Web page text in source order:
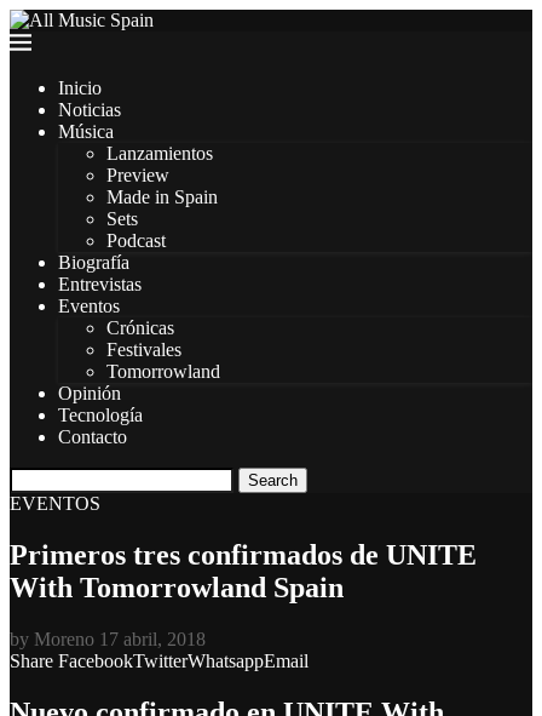
Inicio
Noticias
Música
Lanzamientos
Preview
Made in Spain
Sets
Podcast
Biografía
Entrevistas
Eventos
Crónicas
Festivales
Tomorrowland
Opinión
Tecnología
Contacto
Search
EVENTOS
Primeros tres confirmados de UNITE
With Tomorrowland Spain
by Moreno 17 abril, 2018
Share FacebookTwitterWhatsappEmail